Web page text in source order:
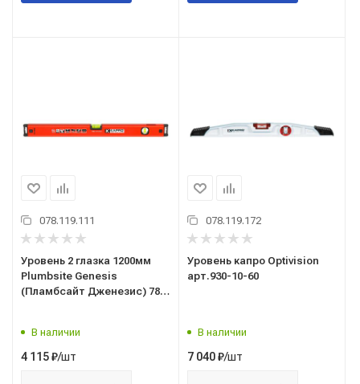
078.119.111
Уровень 2 глазка 1200мм
Plumbsite Genesis
(Пламбсайт Дженезис) 781-
В наличии
4 115₽/шт
078.119.172
Уровень капро Optivision
арт.930-10-60
В наличии
7 040₽/шт